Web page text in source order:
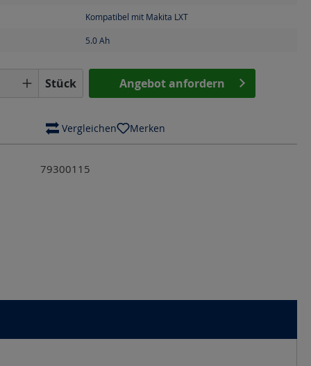
Kompatibel mit Makita LXT
5.0Ah
Anzahl: Gib den gewünschten Wert
Stück Angebot anfordern
Vergleichen Merken
79300115